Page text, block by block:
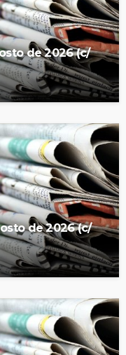
de 2026 (c/
de 2026 (c/